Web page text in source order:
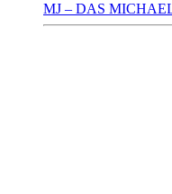
MJ – DAS